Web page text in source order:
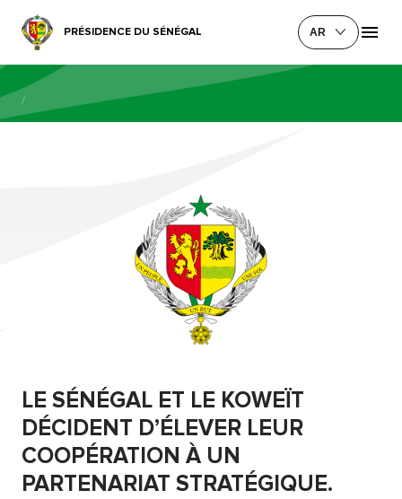
PRÉSIDENCE DU SÉNÉGAL AR
/
LE SÉNÉGAL ET LE KOWEÏT
DÉCIDENT D’ÉLEVER LEUR
COOPÉRATION À UN
PARTENARIAT STRATÉGIQUE.